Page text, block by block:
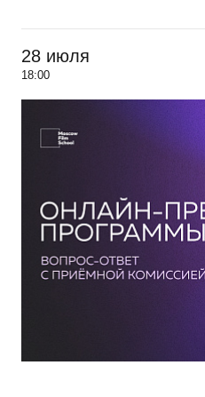
28 июля
18:00